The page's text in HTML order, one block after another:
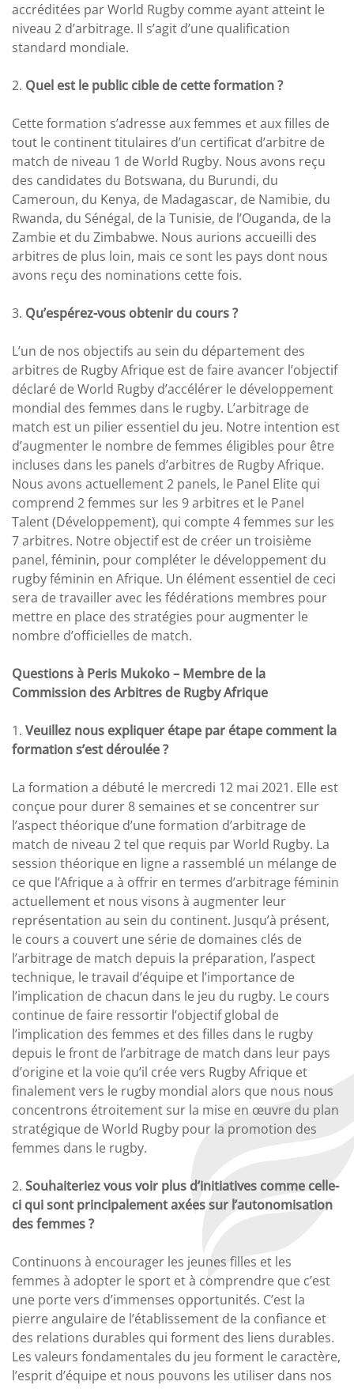
accréditées par World Rugby comme ayant atteint le
niveau 2 d’arbitrage. Il s’agit d’une qualification
standard mondiale.
2. Quel est le public cible de cette formation ?
Cette formation s’adresse aux femmes et aux filles de
tout le continent titulaires d’un certificat d’arbitre de
match de niveau 1 de World Rugby. Nous avons reçu
des candidates du Botswana, du Burundi, du
Cameroun, du Kenya, de Madagascar, de Namibie, du
Rwanda, du Sénégal, de la Tunisie, de l’Ouganda, de la
Zambie et du Zimbabwe. Nous aurions accueilli des
arbitres de plus loin, mais ce sont les pays dont nous
avons reçu des nominations cette fois.
3. Qu’espérez-vous obtenir du cours ?
L’un de nos objectifs au sein du département des
arbitres de Rugby Afrique est de faire avancer l’objectif
déclaré de World Rugby d’accélérer le développement
mondial des femmes dans le rugby. L’arbitrage de
match est un pilier essentiel du jeu. Notre intention est
d’augmenter le nombre de femmes éligibles pour être
incluses dans les panels d’arbitres de Rugby Afrique.
Nous avons actuellement 2 panels, le Panel Elite qui
comprend 2 femmes sur les 9 arbitres et le Panel
Talent (Développement), qui compte 4 femmes sur les
7 arbitres. Notre objectif est de créer un troisième
panel, féminin, pour compléter le développement du
rugby féminin en Afrique. Un élément essentiel de ceci
sera de travailler avec les fédérations membres pour
mettre en place des stratégies pour augmenter le
nombre d’officielles de match.
Questions à Peris Mukoko – Membre de la
Commission des Arbitres de Rugby Afrique
1. Veuillez nous expliquer étape par étape comment la
formation s’est déroulée ?
La formation a débuté le mercredi 12 mai 2021. Elle est
conçue pour durer 8 semaines et se concentrer sur
l’aspect théorique d’une formation d’arbitrage de
match de niveau 2 tel que requis par World Rugby. La
session théorique en ligne a rassemblé un mélange de
ce que l’Afrique a à offrir en termes d’arbitrage féminin
actuellement et nous visons à augmenter leur
représentation au sein du continent. Jusqu’à présent,
le cours a couvert une série de domaines clés de
l’arbitrage de match depuis la préparation, l’aspect
technique, le travail d’équipe et l’importance de
l’implication de chacun dans le jeu du rugby. Le cours
continue de faire ressortir l’objectif global de
l’implication des femmes et des filles dans le rugby
depuis le front de l’arbitrage de match dans leur pays
d’origine et la voie qu’il crée vers Rugby Afrique et
finalement vers le rugby mondial alors que nous nous
concentrons étroitement sur la mise en œuvre du plan
stratégique de World Rugby pour la promotion des
femmes dans le rugby.
2. Souhaiteriez vous voir plus d’initiatives comme celle-
ci qui sont principalement axées sur l’autonomisation
des femmes ?
Continuons à encourager les jeunes filles et les
femmes à adopter le sport et à comprendre que c’est
une porte vers d’immenses opportunités. C’est la
pierre angulaire de l’établissement de la confiance et
des relations durables qui forment des liens durables.
Les valeurs fondamentales du jeu forment le caractère,
l’esprit d’équipe et nous pouvons les utiliser dans nos